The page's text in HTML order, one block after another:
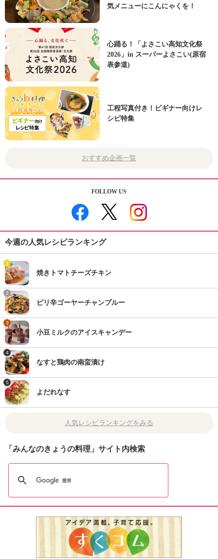
気メニューにこんにゃくを！
心踊る！「よさこい高知文化祭
2026」in スーパーよさこい(原宿
表参道)
工程写真付き！ビギナー向けレ
シピ特集
おすすめ企画一覧
FOLLOW US
今週の人気レシピランキング
1
焼きトマトチーズチキン
2
ピリ辛ゴーヤーチャンプルー
3
小豆ミルクのアイスキャンデー
4
なすと鶏肉の南蛮漬け
5
よだれなす
人気レシピランキングをみる
「みんなのきょうの料理」サイト内検索